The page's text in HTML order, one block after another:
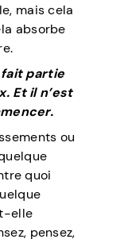
mais cela
absorbe
partie
Et il n’est
ou
quoi
elle
pensez,